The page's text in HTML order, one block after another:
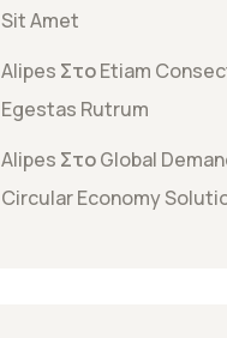
Sit Amet
Alipes Στο Etiam
Egestas Rutrum
Alipes Στο Global
Circular Economy